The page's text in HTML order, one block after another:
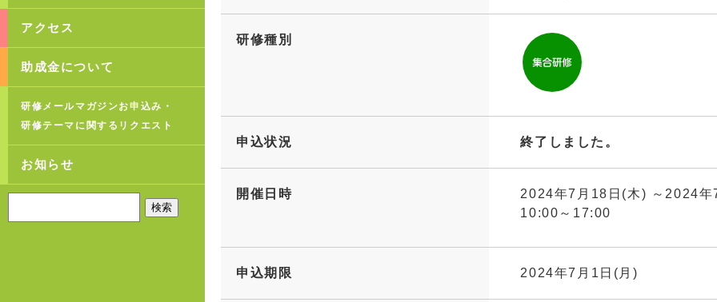
アクセス
助成金について
研修メールマガジンお申込み・
研修テーマに関するリクエスト
お知らせ
研修種別
申込状況 終了しました。
開催日時
2024年7月18日(木) ～2024年
10:00～17:00
申込期限 2024年7月1日(月)